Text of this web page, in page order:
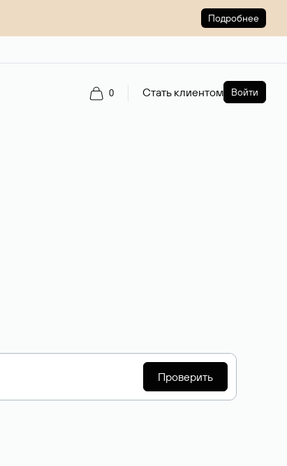
Подробнее
0 Стать клиентом Войти
Проверить